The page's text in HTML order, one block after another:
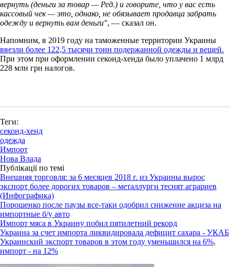
вернуть (деньги за товар — Ред.) и говорите, что у вас есть
кассовый чек — это, однако, не обязывает продавца забрать
одежду и вернуть вам деньги", — сказал он.
Напомним, в 2019 году на таможенные территории Украины
ввезли более 122,5 тысячи тонн подержанной одежды и вещей.
При этом при оформлении секонд-хенда было уплачено 1 млрд
228 млн грн налогов.
Теги:
секонд-хенд
одежда
Импорт
Нова Влада
Публікації по темі
Внешняя торговля: за 6 месяцев 2018 г. из Украины вырос
экспорт более дорогих товаров – металлурги теснят аграриев
(Инфографика)
Порошенко после паузы все-таки одобрил снижение акциза на
импортные б/у авто
Импорт мяса в Украину побил пятилетний рекорд
Украина за счет импорта ликвидировала дефицит сахара - УКАБ
Украинский экспорт товаров в этом году уменьшился на 6%,
импорт - на 12%